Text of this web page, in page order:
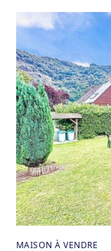
MAISON À VENDRE